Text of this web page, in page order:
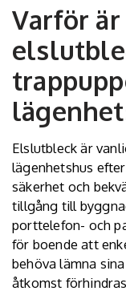
Varför
Elslutbleck är
lägenhetshus
säkerhet och
tillgång till
porttelefon- och
för boende att
behöva lämna
åtkomst